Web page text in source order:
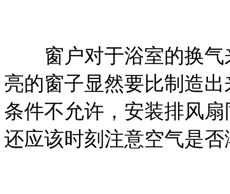
窗户对于浴室的换气
亮的窗子显然要比制造
条件不允许，安装排风
还应该时刻注意空气是否